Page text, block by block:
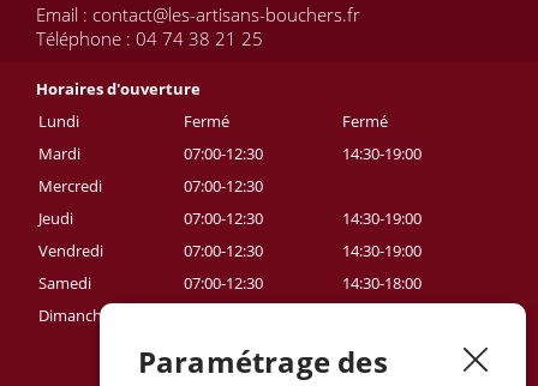
Email : contact@les-artisans-bouchers.fr
Téléphone : 04 74 38 21 25
Horaires d'ouverture
Lundi
Fermé
Fermé
Mardi
07:00-12:30
14:30-19:00
Mercredi
07:00-12:30
Jeudi
07:00-12:30
14:30-19:00
Vendredi
07:00-12:30
14:30-19:00
Samedi
07:00-12:30
14:30-18:00
Dimanche
Paramétrage des